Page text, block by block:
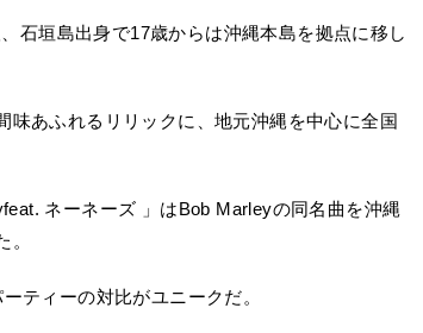
石垣島出身で17歳からは沖縄本島を拠点に移し
味あふれるリリックに、地元沖縄を中心に全国
ネーネーズ 」はBob Marleyの同名曲を沖縄
ティーの対比がユニークだ。